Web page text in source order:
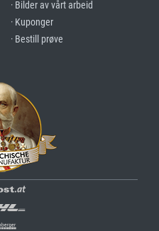
· Bilder av vårt arbeid
· Kuponger
· Bestill prøve